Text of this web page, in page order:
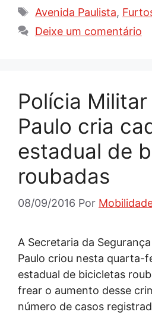
Tags
Avenida Paulista,
Deixe um comentário
Polícia
Paulo cria
estadual de
roubadas
08/09/2016 Por
A Secretaria da
Paulo criou nesta quarta-
estadual de bicicletas
frear o aumento desse
número de casos